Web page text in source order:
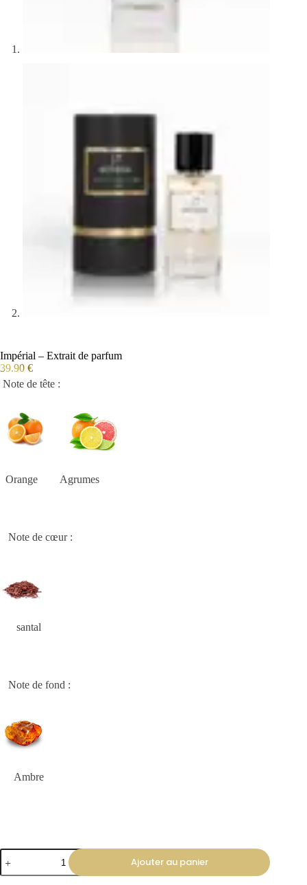
Impérial – Extrait de parfum
39.90 €
Note de tête :
Orange Agrumes
Note de cœur :
santal
Note de fond :
Ambre
Ajouter au panier